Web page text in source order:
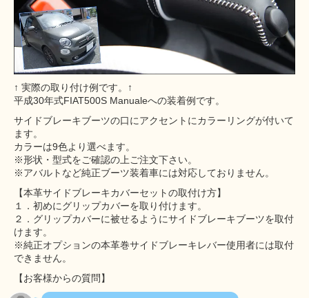
↑ 実際の取り付け例です。↑
平成30年式FIAT500S Manualeへの装着例です。
サイドブレーキブーツの口にアクセントにカラーリングが付いて
ます。
カラーは9色より選べます。
※形状・型式をご確認の上ご注文下さい。
※アバルトなど純正ブーツ装着車には対応しておりません。
【本革サイドブレーキカバーセットの取付け方】
１．初めにグリップカバーを取り付けます。
２．グリップカバーに被せるようにサイドブレーキブーツを取付
けます。
※純正オプションの本革巻サイドブレーキレバー使用者には取付
できません。
【お客様からの質問】